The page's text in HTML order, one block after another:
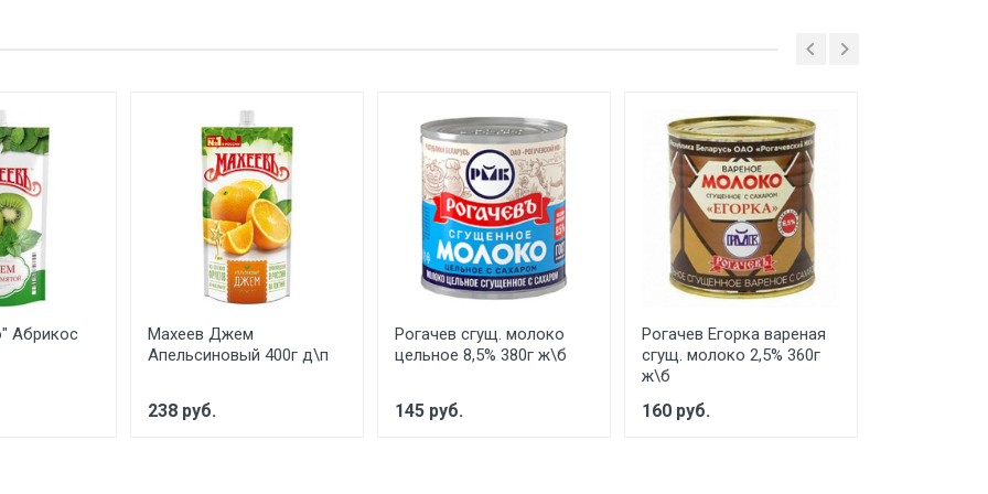
Абрикос
Махеев Джем
Апельсиновый 400г д\п
238 руб.
Рогачев сгущ. молоко
цельное 8,5% 380г ж\б
145 руб.
Рогачев Егорка вареная
сгущ. молоко 2,5% 360г
ж\б
160 руб.